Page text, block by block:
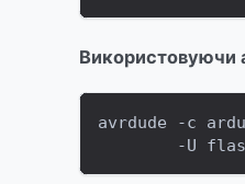
Використовуючи
avrdude -c
-U